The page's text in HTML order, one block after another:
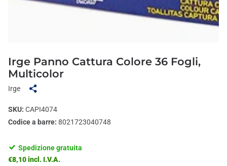
Irge Panno Cattura Colore 36 Fogli,
Multicolor
Irge
SKU: CAPI4074
Codice a barre: 8021723040748
Spedizione gratuita
€8,10 incl. I.V.A.